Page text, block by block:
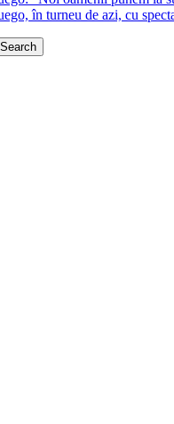
în turneu de azi, cu